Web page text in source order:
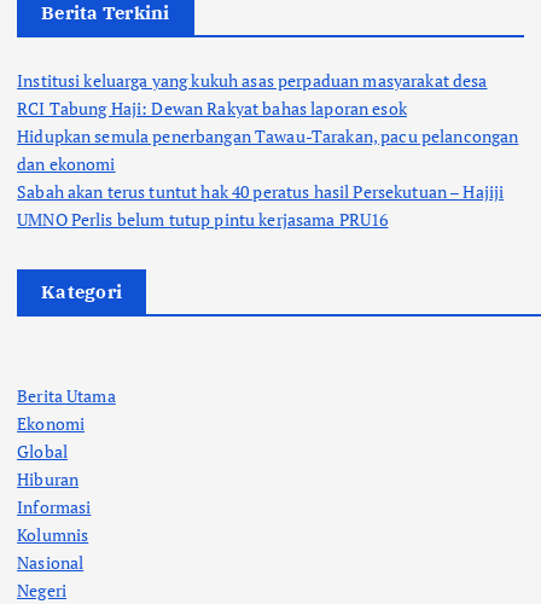
Berita Terkini
Institusi keluarga yang kukuh asas perpaduan masyarakat desa
RCI Tabung Haji: Dewan Rakyat bahas laporan esok
Hidupkan semula penerbangan Tawau-Tarakan, pacu pelancongan
dan ekonomi
Sabah akan terus tuntut hak 40 peratus hasil Persekutuan – Hajiji
UMNO Perlis belum tutup pintu kerjasama PRU16
Kategori
Berita Utama
Ekonomi
Global
Hiburan
Informasi
Kolumnis
Nasional
Negeri